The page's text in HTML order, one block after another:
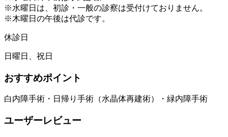
※水曜日は、初診・一般の診察は受付けておりません。
※木曜日の午後は代診です。
休診日
日曜日、祝日
おすすめポイント
白内障手術・日帰り手術（水晶体再建術）・緑内障手術
ユーザーレビュー